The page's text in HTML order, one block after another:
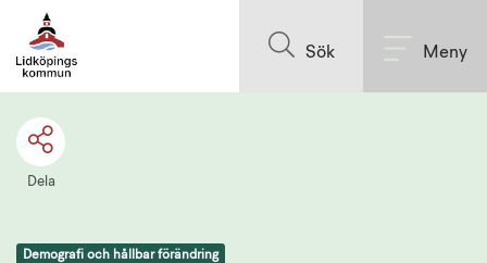
Sök Meny
Dela
Demografi och hållbar förändring